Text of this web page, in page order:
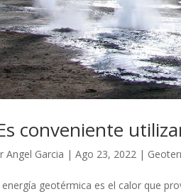
conveniente
Angel Garcia |Ago 23, 2022 |
energía geotérmica es el calor que